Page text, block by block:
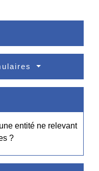
entité ne relevant
?